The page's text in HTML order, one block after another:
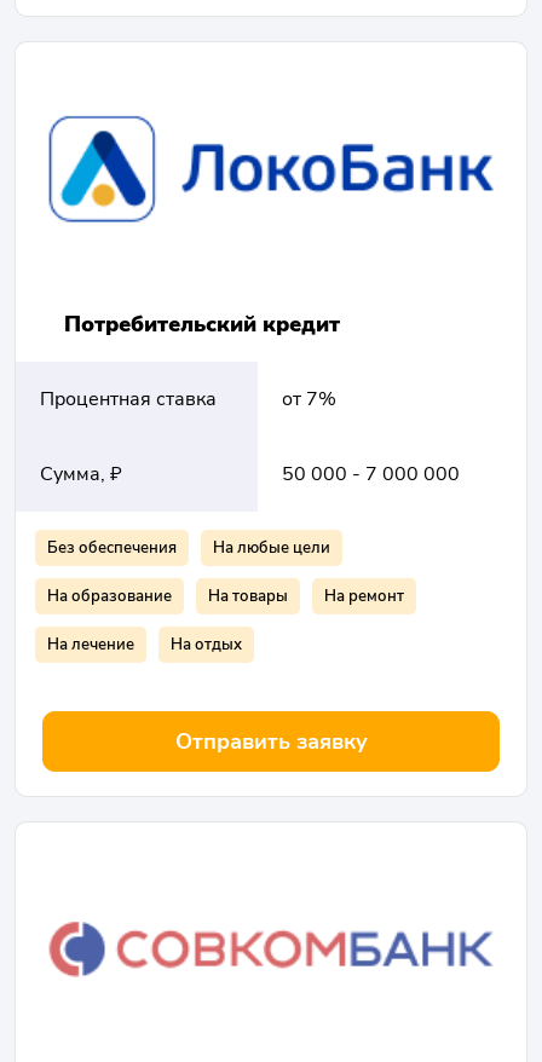
Потребительский кредит
Процентная ставка от 7%
Сумма, ₽ 50 000 - 7 000 000
Без обеспечения На любые цели
На образование На товары На ремонт
На лечение На отдых
Отправить заявку